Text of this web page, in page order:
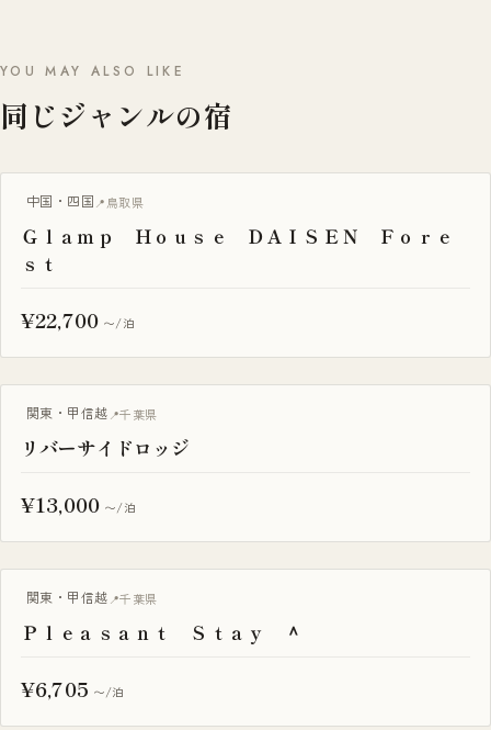
YOU MAY ALSO LIKE
同じジャンルの宿
グランピング
中国・四国 鳥取県
Ｇｌａｍｐ Ｈｏｕｓｅ ＤＡＩＳＥＮ Ｆｏｒｅ
ｓｔ
¥22,700 〜/泊
BBQ・焚き火
関東・甲信越 千葉県
リバーサイドロッジ
¥13,000 〜/泊
BBQ・焚き火
関東・甲信越 千葉県
Ｐｌｅａｓａｎｔ Ｓｔａｙ ＾
¥6,705 〜/泊